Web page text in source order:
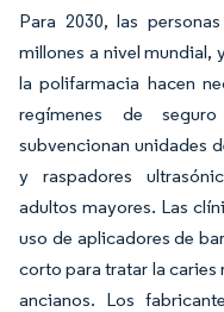
Para 2030, las
millones a nivel mundial,
la polifarmacia hacen
regímenes de
subvencionan unidades
y raspadores
adultos mayores. Las
uso de aplicadores de
corto para tratar la caries
ancianos. Los